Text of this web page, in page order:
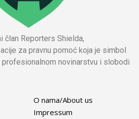
član Reporters Shielda,
za pravnu pomoć koja je simbol
novinarstvu i slobodi
O nama/About us
Impressum